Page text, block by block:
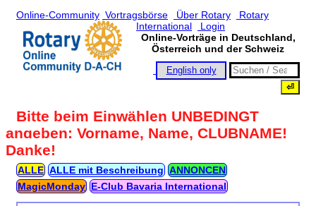
Online-Community Vortragsbörse Über Rotary
Rotary
International
Login
Online-Vorträge in Deutschland,
Österreich und der Schweiz
English only
Bitte beim Einwählen UNBEDINGT
angeben: Vorname, Name, CLUBNAME!
Danke!
ALLE ALLE mit Beschreibung ANNONCEN
MagicMonday E‑Club Bavaria International